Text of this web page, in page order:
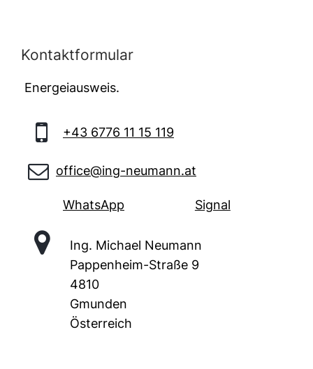
Kontaktformular
Energeiausweis.
 +43 6776 11 15 119
 office@ing-neumann.at
WhatsApp Signal

Ing. Michael Neumann
Pappenheim-Straße 9
4810
Gmunden
Österreich